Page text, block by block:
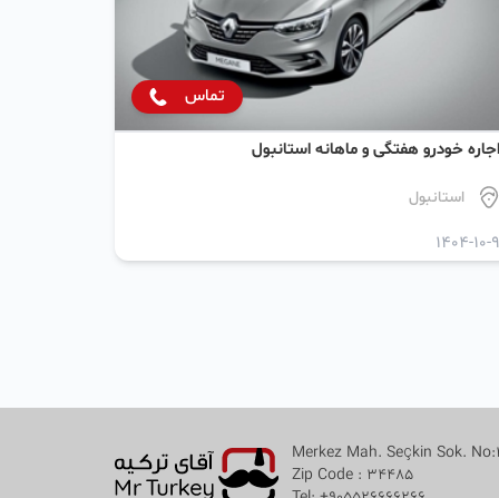
تماس
اجاره خودرو هفتگی و ماهانه استانبول
استانبول
1404-10-9
Merkez Mah. Seçkin Sok.
Zip Code : 34485